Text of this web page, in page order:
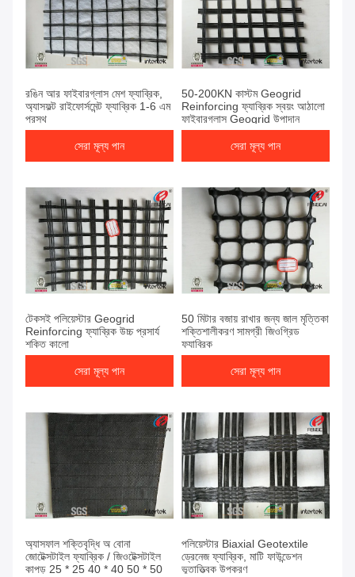
রঙিন আর ফাইবারগ্লাস মেশ ফ্যাব্রিক,
অ্যাসফল্ট রাইফোর্সমেন্ট ফ্যাব্রিক 1-6 এম
প্রস্থ
সেরা মূল্য পান
50-200KN কাস্টম Geogrid
Reinforcing ফ্যাব্রিক স্বয়ং আঠালো
ফাইবারগ্লাস Geogrid উপাদান
সেরা মূল্য পান
টেকসই পলিয়েস্টার Geogrid
Reinforcing ফ্যাব্রিক উচ্চ প্রসার্য
শক্তি কালো
সেরা মূল্য পান
50 মিটার বজায় রাখার জন্য জাল মৃত্তিকা
শক্তিশালীকরণ সামগ্রী জিওগ্রিড
ফ্যাব্রিক
সেরা মূল্য পান
অ্যাসফাল শক্তিবৃদ্ধি অ বোনা
জোটেক্সটাইল ফ্যাব্রিক / জিওটেক্সটাইল
কাপড় 25 * 25 40 * 40 50 * 50
পলিয়েস্টার Biaxial Geotextile
ড্রেনেজ ফ্যাব্রিক, মাটি ফাউন্ডেশন
ভূতাত্ত্বিক উপকরণ